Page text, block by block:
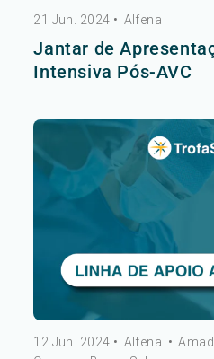
21 Jun. 2024 • Alfena
Jantar de
Intensiva Pós-AVC
12 Jun. 2024 • Alfena •